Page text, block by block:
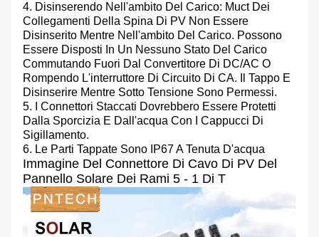
4. Disinserendo Nell'ambito Del Carico: Muct Dei
Collegamenti Della Spina Di PV Non Essere
Disinserito Mentre Nell'ambito Del Carico. Possono
Essere Disposti In Un Nessuno Stato Del Carico
Commutando Fuori Dal Convertitore Di DC/AC O
Rompendo L'interruttore Di Circuito Di CA. Il Tappo E
Disinserire Mentre Sotto Tensione Sono Permessi.
5. I Connettori Staccati Dovrebbero Essere Protetti
Dalla Sporcizia E Dall'acqua Con I Cappucci Di
Sigillamento.
6. Le Parti Tappate Sono IP67 A Tenuta D'acqua
Immagine Del Connettore Di Cavo Di PV Del
Pannello Solare Dei Rami 5 - 1 Di T